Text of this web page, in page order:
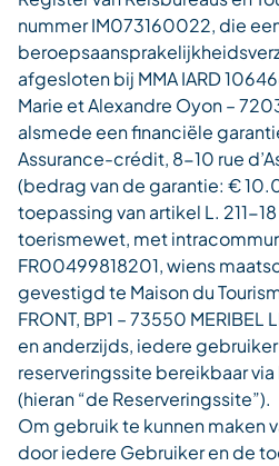
nummer IM073160022, die
afgesloten bij MMA IARD
Marie et Alexandre Oyon –
alsmede een financiële
Assurance-crédit, 8-10 rue
(bedrag van de garantie: €
toepassing van artikel L. 211-18
toerismewet, met
FR00499818201, wiens
gevestigd te Maison du
FRONT, BP1 – 73550 MERIBEL
en anderzijds, iedere
reserveringssite bereikbaar
(hieran “de Reserveringssite”).
Om gebruik te kunnen maken
door iedere Gebruiker en de